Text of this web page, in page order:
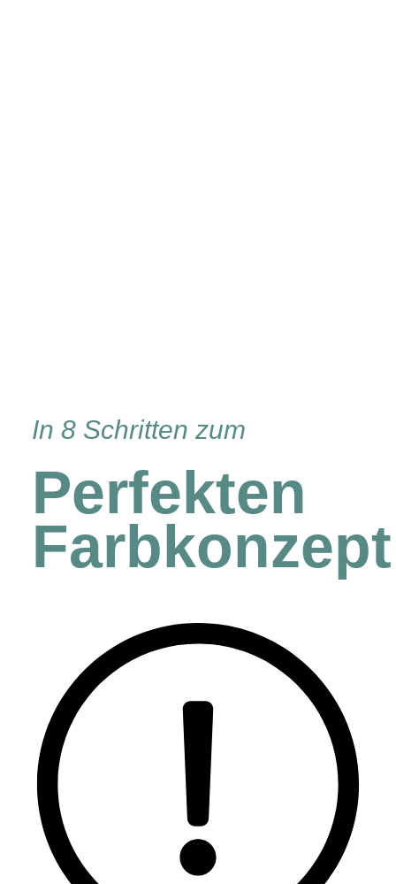
In 8 Schritten zum
Perfekten
Farbkonzept